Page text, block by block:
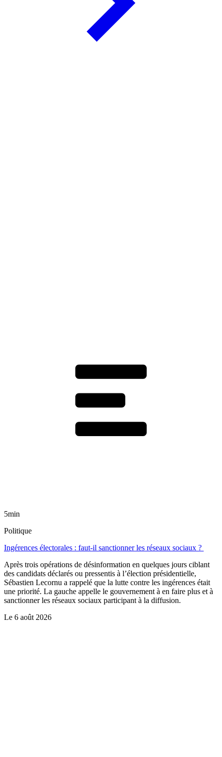
5min
Politique
Ingérences électorales : faut-il sanctionner les réseaux sociaux ?
Après trois opérations de désinformation en quelques jours ciblant
des candidats déclarés ou pressentis à l’élection présidentielle,
Sébastien Lecornu a rappelé que la lutte contre les ingérences était
une priorité. La gauche appelle le gouvernement à en faire plus et à
sanctionner les réseaux sociaux participant à la diffusion.
Le 6 août 2026